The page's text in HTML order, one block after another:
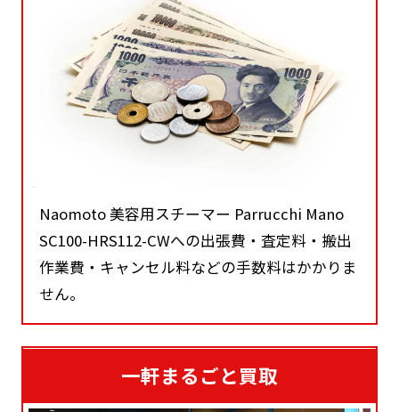
Naomoto 美容用スチーマー Parrucchi Mano
SC100-HRS112-CWへの出張費・査定料・搬出
作業費・キャンセル料などの手数料はかかりま
せん。
一軒まるごと買取